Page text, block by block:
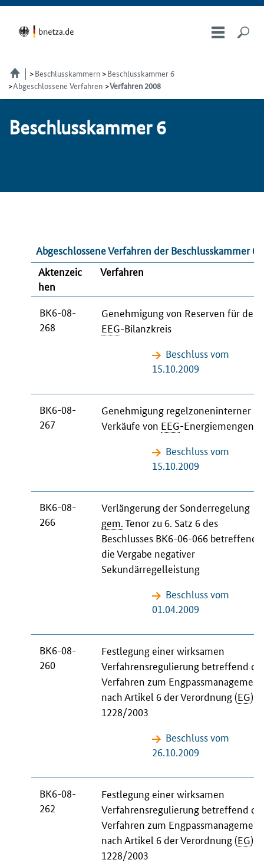
Beschlusskammern
Beschlusskammer 6
Abgeschlossene Verfahren Verfahren 2008
Be­schluss­kam­mer 6
Abgeschlossene Verfahren der Beschlusskammer
Aktenzeic
hen
Verfahren
BK6-08-
268
Genehmigung von Reserven für den
EEG-Bilanzkreis
Beschluss vom
15.10.2009
BK6-08-
267
Genehmigung regelzoneninterner
Verkäufe von EEG-Energiemengen
Beschluss vom
15.10.2009
BK6-08-
266
Verlängerung der Sonderregelung
gem.Tenor zu 6. Satz 6 des
Beschlusses BK6-06-066 betreffend
die Vergabe negativer
Sekundärregelleistung
Beschluss vom
01.04.2009
BK6-08-
260
Festlegung einer wirksamen
Verfahrensregulierung betreffend
Verfahren zum Engpassmanagement
nach Artikel 6 der Verordnung (EG)
1228/2003
Beschluss vom
26.10.2009
BK6-08-
262
Festlegung einer wirksamen
Verfahrensregulierung betreffend
Verfahren zum Engpassmanagement
nach Artikel 6 der Verordnung (EG)
1228/2003